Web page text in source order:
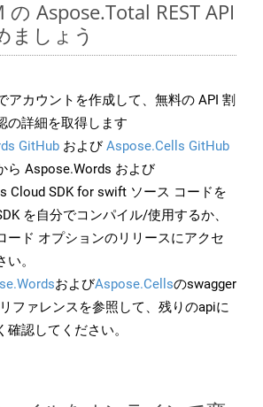
の Aspose.Total REST API
ましょう
アカウントを作成して、無料の API 割
の詳細を取得します
GitHub およびAspose.Cells GitHub
ら Aspose.Words および
Cloud SDK for swift ソース コードを
を自分でコンパイル/使用するか、
ード オプションのリリースにアクセ
。
およびAspose.Cellsのswagger
ファレンスを参照して、残りのapiに
確認してください。